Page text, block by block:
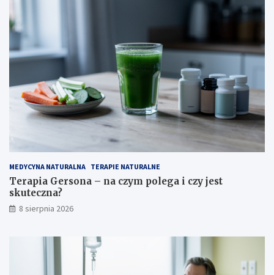
MEDYCYNA NATURALNA TERAPIE NATURALNE
Terapia Gersona – na czym polega i czy jest
skuteczna?
8 sierpnia 2026